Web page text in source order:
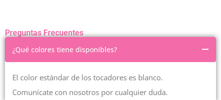
Preguntas Frecuentes
¿Qué colores tiene disponibles?
El color estándar de los tocadores es blanco.
Comunícate con nosotros por cualquier duda.